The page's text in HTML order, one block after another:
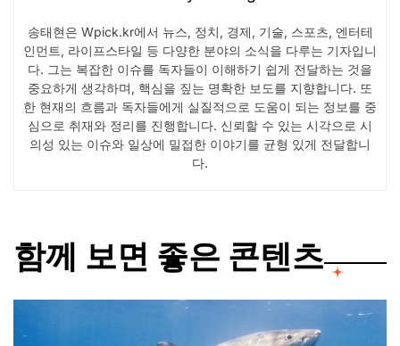
송태현은 Wpick.kr에서 뉴스, 정치, 경제, 기술, 스포츠, 엔터테
인먼트, 라이프스타일 등 다양한 분야의 소식을 다루는 기자입니
다. 그는 복잡한 이슈를 독자들이 이해하기 쉽게 전달하는 것을
중요하게 생각하며, 핵심을 짚는 명확한 보도를 지향합니다. 또
한 현재의 흐름과 독자들에게 실질적으로 도움이 되는 정보를 중
심으로 취재와 정리를 진행합니다. 신뢰할 수 있는 시각으로 시
의성 있는 이슈와 일상에 밀접한 이야기를 균형 있게 전달합니
다.
함께 보면 좋은 콘텐츠